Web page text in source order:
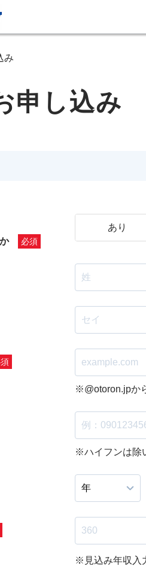
み
申し込み
あり
※@otoron.jpか
※ハイフンは除
※見込み年収入